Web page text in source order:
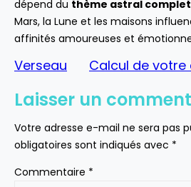
dépend du thème astral complet
Mars, la Lune et les maisons
affinités amoureuses et
Verseau Calcul de
Laisser un
Votre adresse e-mail ne sera pas
obligatoires sont indiqués avec *
Commentaire *